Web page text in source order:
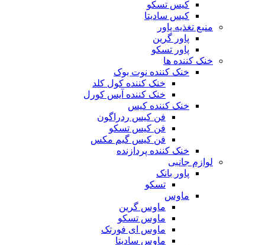
کیس تسکو
کیس سادیتا
منبع تغذیه‌ پاور
پاور گرین
پاور تسکو
خنک کننده ها
خنک کننده نوت بوک
خنک کننده کول کلد
خنک کننده آیس کورل
خنک کننده کیس
فن کیس ردراگون
فن کیس تسکو
فن کیس گیم مکس
خنک کننده پردازنده
لوازم جانبی
پاور بانک
تسکو
ماوس
ماوس گرین
ماوس تسکو
ماوس ای فورتک
ماوس سادیتا